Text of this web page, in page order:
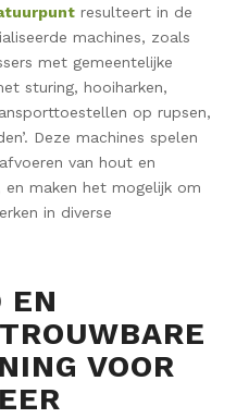
resulteert in de
machines, zoals
met gemeentelijke
sturing, hooiharken,
op rupsen,
Deze machines spelen
van hout en
maken het mogelijk om
in diverse
EN
VOOR